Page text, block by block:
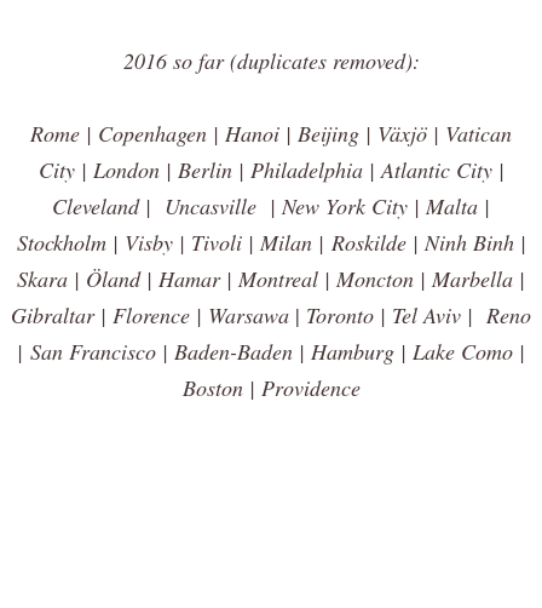
2016 so far (duplicates removed):
Rome | Copenhagen | Hanoi | Beijing | Växjö | Vatican
City | London | Berlin | Philadelphia | Atlantic City |
Cleveland | Uncasville | New York City | Malta |
Stockholm | Visby | Tivoli | Milan | Roskilde | Ninh Binh |
Skara | Öland | Hamar | Montreal | Moncton | Marbella |
Gibraltar | Florence | Warsawa | Toronto | Tel Aviv | Reno
| San Francisco | Baden-Baden | Hamburg | Lake Como |
Boston | Providence